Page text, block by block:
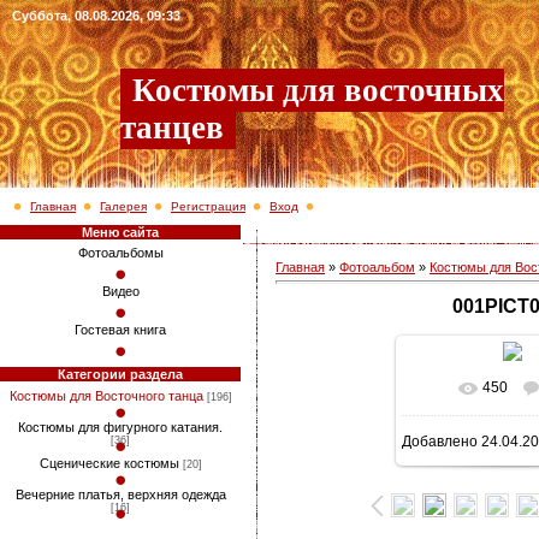
Суббота, 08.08.2026, 09:33
Костюмы для восточных
танцев
Главная Галерея Регистрация Вход
Меню сайта
Фотоальбомы
Видео
Гостевая книга
Категории раздела
Костюмы для Восточного танца [196]
Костюмы для фигурного катания.
[36]
Сценические костюмы [20]
Вечерние платья, верхняя одежда
[16]
Главная » Фотоальбом » Костюмы для
В
768x1024 /
450
Добавлено